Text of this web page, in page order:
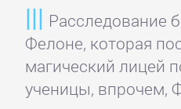
Расследование
Фелоне, которая
магический лицей
ученицы, впрочем,
Зарубежное
фэнтези
Зарубежные